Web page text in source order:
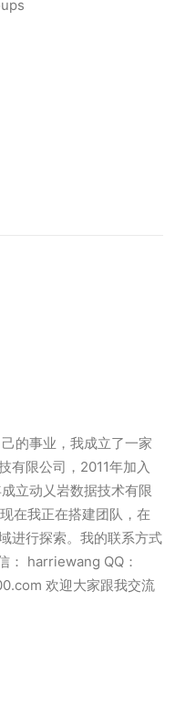
的事业，我成立了一家
有限公司，2011年加入
立动乂岩数据技术有限
在我正在搭建团队，在
进行探索。我的联系方式
： harriewang QQ：
欢迎大家跟我交流